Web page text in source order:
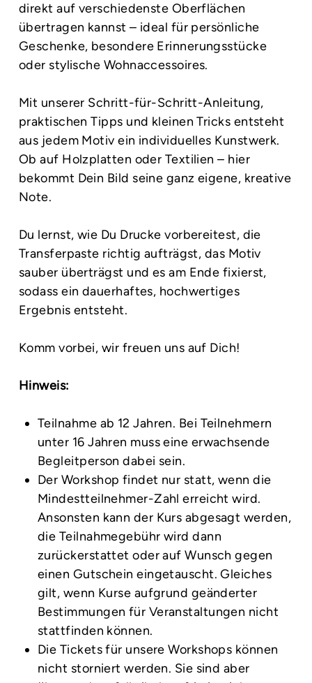
direkt auf verschiedenste Oberflächen
übertragen kannst – ideal für persönliche
Geschenke, besondere Erinnerungsstücke
oder stylische Wohnaccessoires.
Mit unserer Schritt-für-Schritt-Anleitung,
praktischen Tipps und kleinen Tricks entsteht
aus jedem Motiv ein individuelles Kunstwerk.
Ob auf Holzplatten oder Textilien – hier
bekommt Dein Bild seine ganz eigene, kreative
Note.
Du lernst, wie Du Drucke vorbereitest, die
Transferpaste richtig aufträgst, das Motiv
sauber überträgst und es am Ende fixierst,
sodass ein dauerhaftes, hochwertiges
Ergebnis entsteht.
Komm vorbei, wir freuen uns auf Dich!
Hinweis:
Teilnahme ab 12 Jahren. Bei Teilnehmern
unter 16 Jahren muss eine erwachsende
Begleitperson dabei sein.
Der Workshop findet nur statt, wenn die
Mindestteilnehmer-Zahl erreicht wird.
Ansonsten kann der Kurs abgesagt werden,
die Teilnahmegebühr wird dann
zurückerstattet oder auf Wunsch gegen
einen Gutschein eingetauscht. Gleiches
gilt, wenn Kurse aufgrund geänderter
Bestimmungen für Veranstaltungen nicht
stattfinden können.
Die Tickets für unsere Workshops können
nicht storniert werden. Sie sind aber